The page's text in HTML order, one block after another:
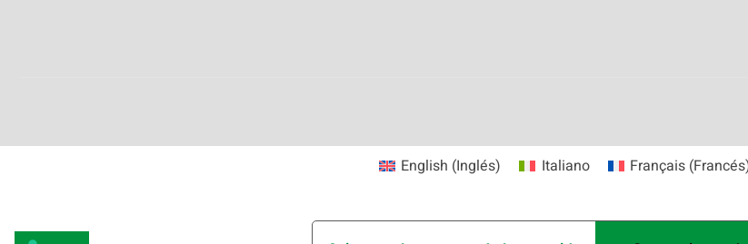
English (Inglés) Italiano Français(Francés